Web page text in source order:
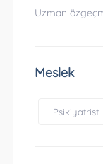
Uzman
Meslek
Psikiyatrist